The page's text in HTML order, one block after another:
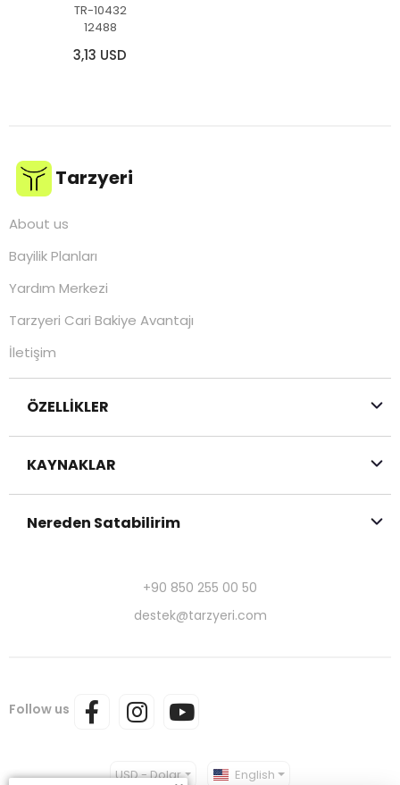
TR-10432
12488
3,13 USD
Tarzyeri
About us
Bayilik Planları
Yardım Merkezi
Tarzyeri Cari Bakiye Avantajı
İletişim
ÖZELLİKLER
KAYNAKLAR
Nereden Satabilirim
+90 850 255 00 50
destek@tarzyeri.com
Follow us
USD - Dolar English